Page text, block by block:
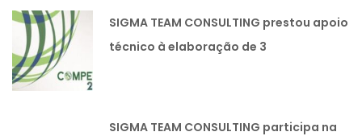
SIGMA TEAM CONSULTING prestou apoio
técnico à elaboração de 3
SIGMA TEAM CONSULTING participa na